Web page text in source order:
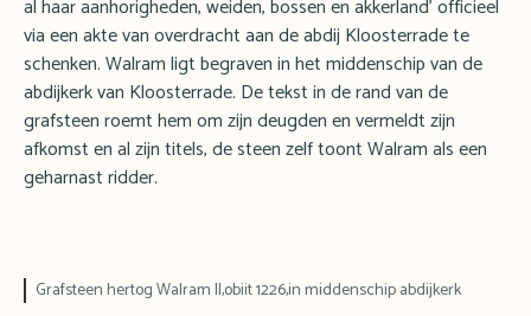
al haar aanhorigheden, weiden, bossen en akkerland’ officieel
via een akte van overdracht aan de abdij Kloosterrade te
schenken. Walram ligt begraven in het middenschip van de
abdijkerk van Kloosterrade. De tekst in de rand van de
grafsteen roemt hem om zijn deugden en vermeldt zijn
afkomst en al zijn titels, de steen zelf toont Walram als een
geharnast ridder.
Grafsteen hertog Walram II,obiit 1226,in middenschip abdijkerk